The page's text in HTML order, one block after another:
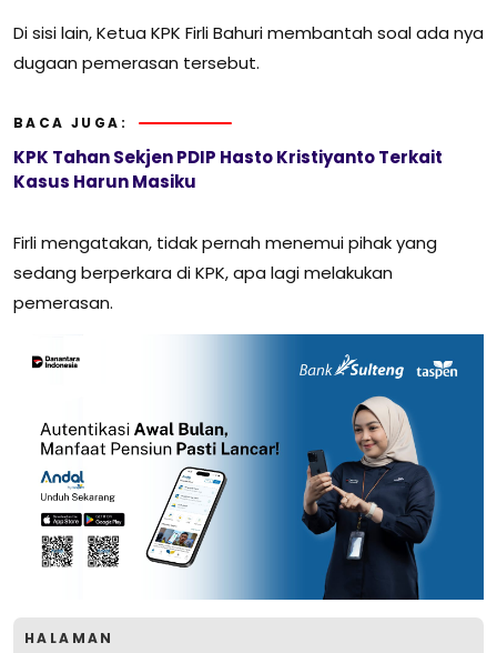
Di sisi lain, Ketua KPK Firli Bahuri membantah soal ada nya
dugaan pemerasan tersebut.
BACA JUGA:
KPK Tahan Sekjen PDIP Hasto Kristiyanto Terkait
Kasus Harun Masiku
Firli mengatakan, tidak pernah menemui pihak yang
sedang berperkara di KPK, apa lagi melakukan
pemerasan.
HALAMAN